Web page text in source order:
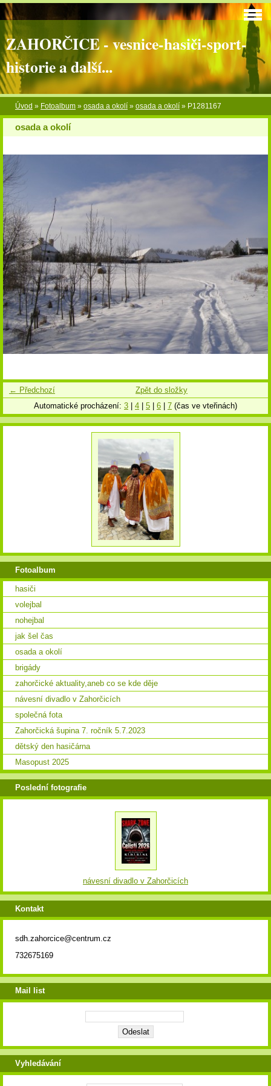
ZAHORČICE - vesnice-hasiči-sport-
historie a další...
Úvod » Fotoalbum » osada a okolí » osada a okolí » P1281167
osada a okolí
← Předchozí
Zpět do složky
Automatické procházení: 3 4 5 6 7 (čas ve vteřinách)
Fotoalbum
hasiči
volejbal
nohejbal
jak šel čas
osada a okolí
brigády
zahorčické aktuality,aneb co se kde děje
návesní divadlo v Zahorčicích
společná fota
Zahorčická šupina 7. ročník 5.7.2023
dětský den hasičárna
Masopust 2025
Poslední fotografie
návesní divadlo v Zahorčicích
Kontakt
sdh.zahorcice@centrum.cz
732675169
Mail list
Vyhledávání